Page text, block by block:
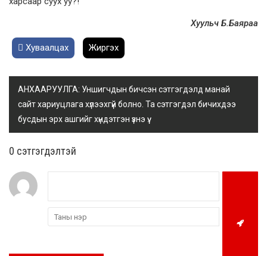
Хуульч Б.Баяраа
Хуваалцах Жиргэх
АНХААРУУЛГА: Уншигчдын бичсэн сэтгэгдэлд манай
сайт хариуцлага хүлээхгүй болно. Та сэтгэгдэл бичихдээ
бусдын эрх ашгийг хүндэтгэн үзнэ үү.
0 cэтгэгдэлтэй